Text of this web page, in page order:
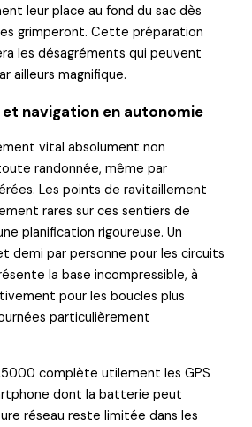
leur place au fond du sac dès
grimperont. Cette préparation
les désagréments qui peuvent
ailleurs magnifique.
et navigation en autonomie
vital absolument non
randonnée, même par
Les points de ravitaillement
rares sur ces sentiers de
planification rigoureuse. Un
demi par personne pour les circuits
la base incompressible, à
pour les boucles plus
particulièrement
complète utilement les GPS
dont la batterie peut
réseau reste limitée dans les